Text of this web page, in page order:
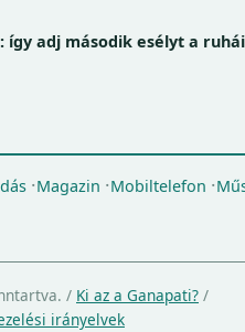
adj második esélyt a
Magazin Mobiltelefon
/ Ki az a Ganapati? /
irányelvek